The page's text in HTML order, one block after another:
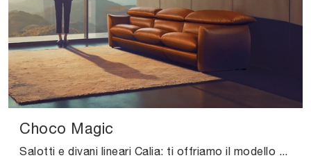
Choco Magic
Salotti e divani lineari Calia: ti offriamo il modello Choco Magic in pelle per arricchire il living.